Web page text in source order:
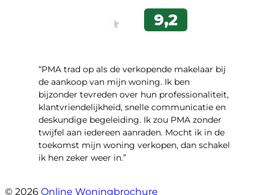
“PMA trad op als de verkopende makelaar bij
de aankoop van mijn woning. Ik ben
bijzonder tevreden over hun professionaliteit,
klantvriendelijkheid, snelle communicatie en
deskundige begeleiding. Ik zou PMA zonder
twijfel aan iedereen aanraden. Mocht ik in de
toekomst mijn woning verkopen, dan schakel
ik hen zeker weer in.”
© 2026 Online Woningbrochure